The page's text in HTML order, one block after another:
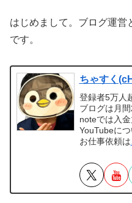
はじめまして。ブログ運営
です。
ちゃすく
登録者5万人
ブログは月間
noteでは入
YouTubeにつ
お仕事依頼は